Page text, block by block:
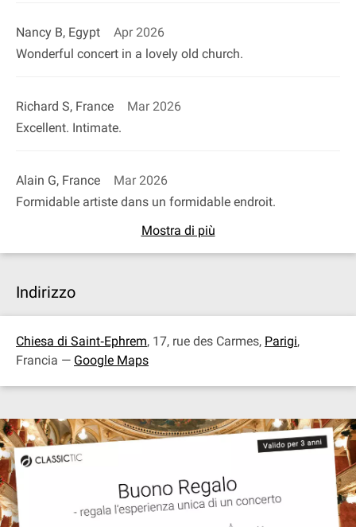
Nancy B, Egypt
Apr 2026
Wonderful concert in a lovely old church.
Richard S, France
Mar 2026
Excellent. Intimate.
Alain G, France
Mar 2026
Formidable artiste dans un formidable endroit.
Mostra di più
Indirizzo
Chiesa di Saint‐Ephrem, 17, rue des Carmes, Parigi,
Francia — Google Maps